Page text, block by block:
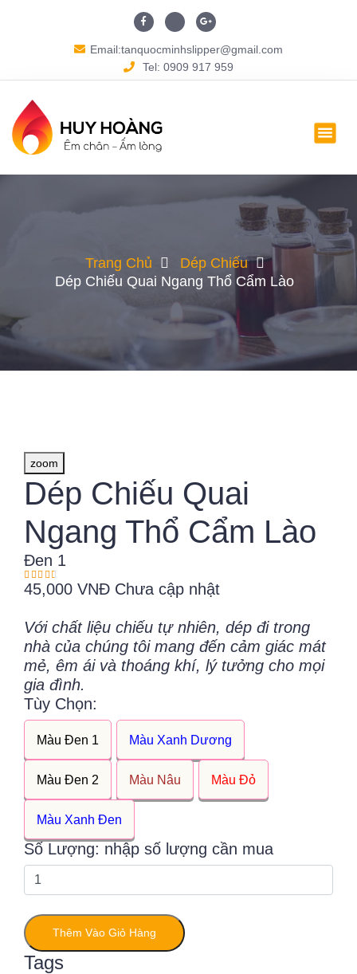
Email:tanquocminhslipper@gmail.com
Tel: 0909 917 959
Trang Chủ
Dép Chiếu
Dép Chiếu Quai Ngang Thổ Cẩm Lào
zoom
Dép Chiếu Quai
Ngang Thổ Cẩm Lào
Đen 1
45,000 VNĐ Chưa cập nhật
Với chất liệu chiếu tự nhiên, dép đi trong
nhà của chúng tôi mang đến cảm giác mát
mẻ, êm ái và thoáng khí, lý tưởng cho mọi
gia đình.
Tùy Chọn:
Màu Đen 1 Màu Xanh Dương
Màu Đen 2 Màu Nâu Màu Đỏ
Màu Xanh Đen
Số Lượng: nhập số lượng cần mua
Thêm Vào Giỏ Hàng
Tags